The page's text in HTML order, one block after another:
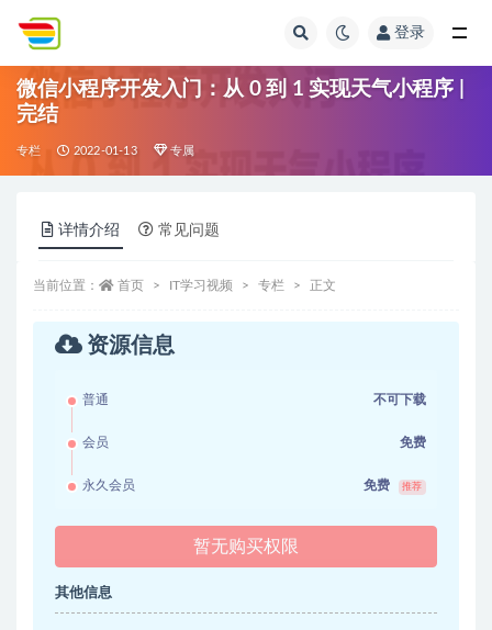
登录
微信小程序开发入门：从 0 到 1 实现天气小程序 |
完结
专栏 2022-01-13 专属
详情介绍 常见问题
当前位置： 首页 IT学习视频 专栏 正文
资源信息
普通 不可下载
会员 免费
永久会员 免费 推荐
暂无购买权限
其他信息